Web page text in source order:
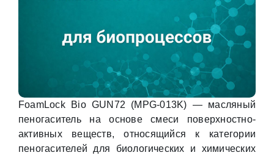
FoamLock Bio GUN72 (MPG-013K) — масляный
пеногаситель на основе смеси поверхностно-
активных веществ, относящийся к категории
пеногасителей для биологических и химических